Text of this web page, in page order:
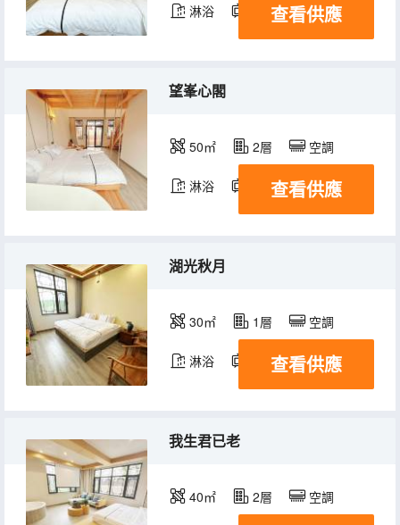
淋浴 電視機
查看供應
望峯心閣
50㎡ 2層 空調
淋浴 電視機
查看供應
湖光秋月
30㎡ 1層 空調
淋浴 電視機
查看供應
我生君已老
40㎡ 2層 空調